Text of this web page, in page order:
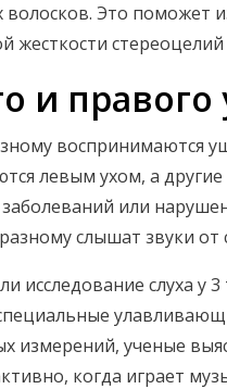
Это поможет
жесткости стереоцелий
и правого
воспринимаются
левым ухом, а
или
слышат звуки от
исследование слуха у 3
измерений, ученые
когда играет